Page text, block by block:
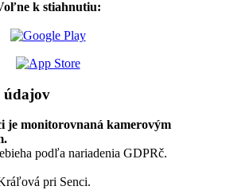
k stiahnutiu:
údajov
je monitorovnaná kamerovým
podľa nariadenia GDPRč.
pri Senci.